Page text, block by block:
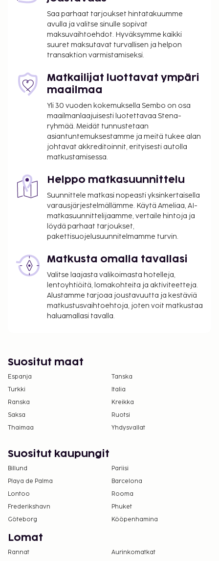
avustajaeläimiä.
Kaikki maksut voidaan maksaa käteisettömillä
maksutavoilla.
Saa parhaat tarjoukset hintatakuumme
avulla ja valitse sinulle sopivat
maksuvaihtoehdot. Hyväksymme kaikki
suuret maksutavat turvallisen ja helpon
transaktion varmistamiseksi.
Matkailijat luottavat ympäri
maailmaa
Yli 30 vuoden kokemuksella Sembo on osa
maailmanlaajuisesti luotettavaa Stena-
ryhmää. Meidät tunnustetaan
asiantuntemuksestamme ja meitä tukee alan
johtavat akkreditoinnit, erityisesti autolla
matkustamisessa.
Helppo matkasuunnittelu
Suunnittele matkasi nopeasti yksinkertaisella
varausjärjestelmällämme. Käytä Ameliaa, AI-
matkasuunnittelijaamme, vertaile hintoja ja
löydä parhaat tarjoukset,
pakettisuojelusuunnitelmamme turvin.
Matkusta omalla tavallasi
Valitse laajasta valikoimasta hotelleja,
lentoyhtiöitä, lomakohteita ja aktiviteetteja.
Alustamme tarjoaa joustavuutta ja kestäviä
matkustusvaihtoehtoja, joten voit matkustaa
haluamallasi tavalla.
Suositut maat
Espanja
Tanska
Turkki
Italia
Ranska
Kreikka
Saksa
Ruotsi
Thaimaa
Yhdysvallat
Suositut kaupungit
Billund
Pariisi
Playa de Palma
Barcelona
Lontoo
Rooma
Frederikshavn
Phuket
Göteborg
Kööpenhamina
Lomat
Rannat
Aurinkomatkat